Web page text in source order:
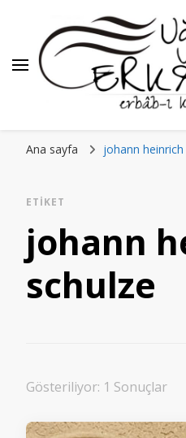
Ana sayfa johann heinrich
ETIKET
johann
schulze
Gösteriliyor: 1 Sonuçlar